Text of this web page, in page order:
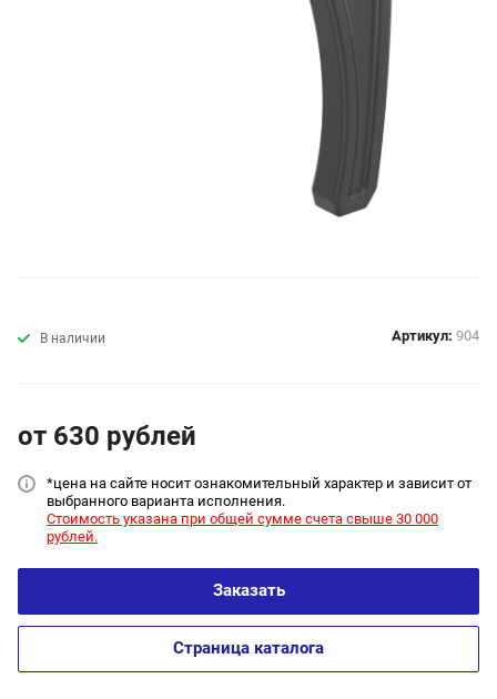
В наличии Артикул: 904
от 630 рублей
*цена на сайте носит ознакомительный характер и зависит от
выбранного варианта исполнения.
Стоимость указана при общей сумме счета свыше 30 000
рублей.
Заказать
Страница каталога